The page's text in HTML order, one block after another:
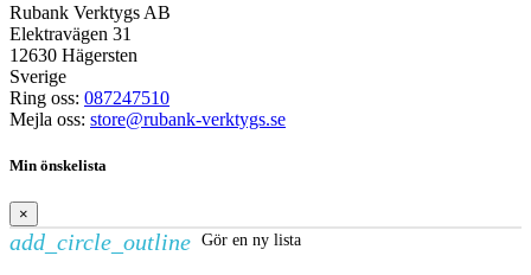
Rubank Verktygs AB
Elektravägen 31
12630 Hägersten
Sverige
Ring oss: 087247510
Mejla oss: store@rubank-verktygs.se
Min önskelista
×
add_circle_outline Gör en ny lista